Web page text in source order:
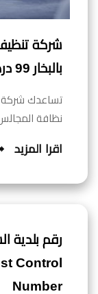
شركة
بالبخار 99 درهم | 0545690170
تساعدك شركة
نظافة
اقرا المزيد
رقم بلدية
Control
Number